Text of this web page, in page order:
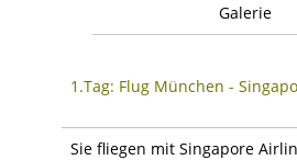
Galerie
1.Tag: Flug München -
Sie fliegen mit Singapore